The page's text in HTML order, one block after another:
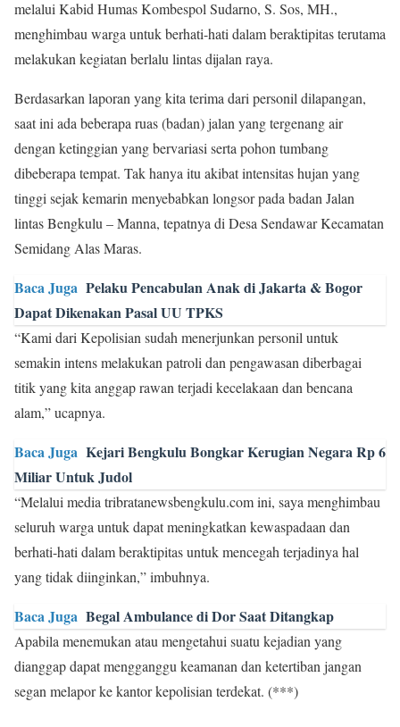
melalui Kabid Humas Kombespol Sudarno, S. Sos, MH.,
menghimbau warga untuk berhati-hati dalam beraktipitas terutama
melakukan kegiatan berlalu lintas dijalan raya.
Berdasarkan laporan yang kita terima dari personil dilapangan,
saat ini ada beberapa ruas (badan) jalan yang tergenang air
dengan ketinggian yang bervariasi serta pohon tumbang
dibeberapa tempat. Tak hanya itu akibat intensitas hujan yang
tinggi sejak kemarin menyebabkan longsor pada badan Jalan
lintas Bengkulu – Manna, tepatnya di Desa Sendawar Kecamatan
Semidang Alas Maras.
Baca Juga Pelaku Pencabulan Anak di Jakarta & Bogor
Dapat Dikenakan Pasal UU TPKS
“Kami dari Kepolisian sudah menerjunkan personil untuk
semakin intens melakukan patroli dan pengawasan diberbagai
titik yang kita anggap rawan terjadi kecelakaan dan bencana
alam,” ucapnya.
Baca Juga Kejari Bengkulu Bongkar Kerugian Negara Rp 6
Miliar Untuk Judol
“Melalui media tribratanewsbengkulu.com ini, saya menghimbau
seluruh warga untuk dapat meningkatkan kewaspadaan dan
berhati-hati dalam beraktipitas untuk mencegah terjadinya hal
yang tidak diinginkan,” imbuhnya.
Baca Juga Begal Ambulance di Dor Saat Ditangkap
Apabila menemukan atau mengetahui suatu kejadian yang
dianggap dapat mengganggu keamanan dan ketertiban jangan
segan melapor ke kantor kepolisian terdekat. (***)